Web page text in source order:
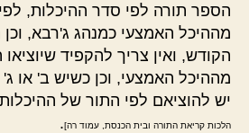
הספר תורה לפי סדר ההיכלות,
מההיכל האמצעי כמנהג ג'רבא, וכן
הקודש, ואין צריך להקפיד
מההיכל האמצעי, וכן כשיש ב' או
יש להוציאם לפי התור של
הלכות קריאת התורה ובית הכנסת, עמוד רה].